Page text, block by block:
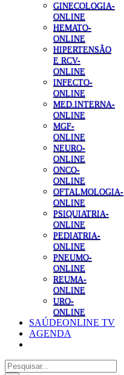
GINECOLOGIA-
ONLINE
HEMATO-
ONLINE
HIPERTENSÃO
E RCV-
ONLINE
INFECTO-
ONLINE
MED.INTERNA-
ONLINE
MGF-
ONLINE
NEURO-
ONLINE
ONCO-
ONLINE
OFTALMOLOGIA-
ONLINE
PSIQUIATRIA-
ONLINE
PEDIATRIA-
ONLINE
PNEUMO-
ONLINE
REUMA-
ONLINE
URO-
ONLINE
SAÚDEONLINE TV
AGENDA
Pesquisar